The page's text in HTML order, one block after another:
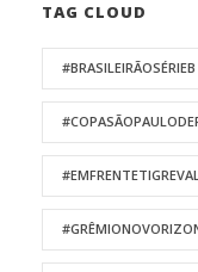
TAG CLOUD
#BRASILEIRÃOSÉRIEB